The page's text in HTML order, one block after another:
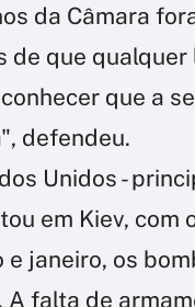
da Câmara
de que qualquer
que a
defendeu.
Unidos -
em Kiev, com
janeiro, os
A falta de